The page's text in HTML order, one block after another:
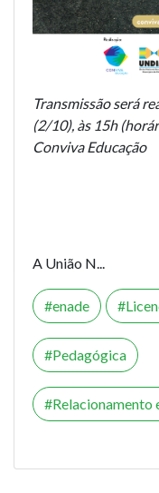
Transmissão será
(2/10), às 15h
Conviva Educação
A União N...
enade
Pedagógica
Relacionamento